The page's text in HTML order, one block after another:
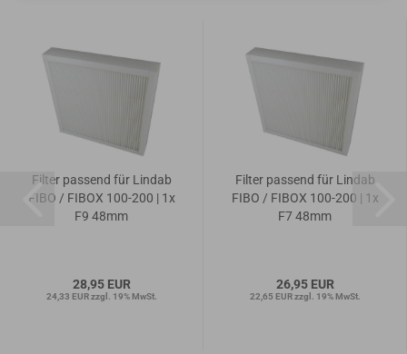
Filter passend für Lindab
FIBO / FIBOX 100-200 | 1x
F9 48mm
28,95 EUR
24,33 EUR zzgl. 19% MwSt.
Filter passend für Lindab
FIBO / FIBOX 100-200 | 1x
F7 48mm
26,95 EUR
22,65 EUR zzgl. 19% MwSt.